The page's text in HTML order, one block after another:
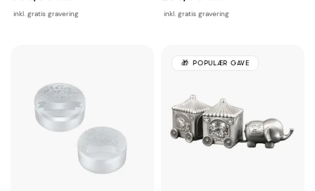
inkl. gratis gravering inkl. gratis gravering
POPULÆR GAVE